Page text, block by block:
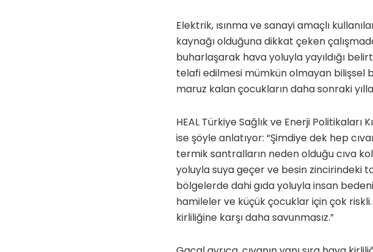
Elektrik, ısınma ve sanayi amaçlı
kaynağı olduğuna dikkat çeken
buharlaşarak hava yoluyla yayıldığı
telafi edilmesi mümkün olmayan bilişsel
maruz kalan çocukların daha sonraki
HEAL Türkiye Sağlık ve Enerji Politikaları
ise şöyle anlatıyor: “Şimdiye dek hep
termik santralların neden olduğu cıva
yoluyla suya geçer ve besin zincirindeki
bölgelerde dahi gıda yoluyla insan
hamileler ve küçük çocuklar için çok
kirliliğine karşı daha savunmasız.”